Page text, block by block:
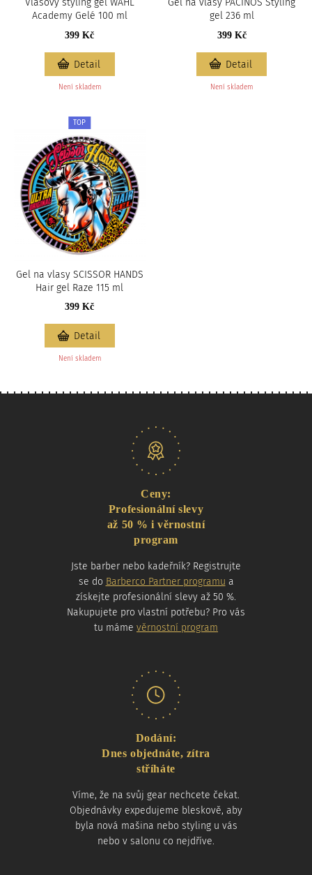
Vlasový styling gel WAHL
Academy Gelé 100 ml
399 Kč
Není skladem
Detail
Gel na vlasy PACINOS Styling
gel 236 ml
399 Kč
Není skladem
Detail
Gel na vlasy SCISSOR HANDS
Hair gel Raze 115 ml
TOP
399 Kč
Není skladem
Detail
Ceny:
Profesionální slevy
až 50 % i věrnostní
program
Jste barber nebo kadeřník? Registrujte
se do Barberco Partner programu a
získejte profesionální slevy až 50 %.
Nakupujete pro vlastní potřebu? Pro vás
tu máme věrnostní program
Dodání:
Dnes objednáte, zítra
stříháte
Víme, že na svůj gear nechcete čekat.
Objednávky expedujeme bleskově, aby
byla nová mašina nebo styling u vás
nebo v salonu co nejdříve.